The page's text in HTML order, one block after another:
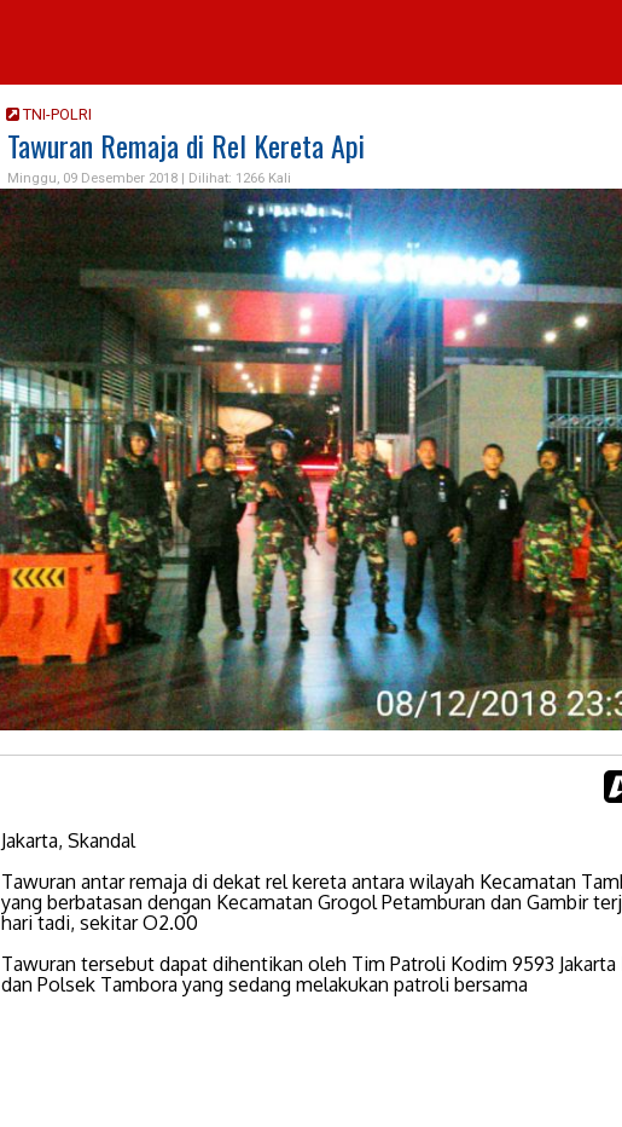
TNI-POLRI
Tawuran Remaja di Rel Kereta Api
Minggu, 09 Desember 2018 | Dilihat: 1266 Kali
Jakarta, Skandal
Tawuran antar remaja di dekat rel kereta antara wilayah Kecamatan
yang berbatasan dengan Kecamatan Grogol Petamburan dan Gambir
hari tadi, sekitar O2.00
Tawuran tersebut dapat dihentikan oleh Tim Patroli Kodim 9593 Jakarta
dan Polsek Tambora yang sedang melakukan patroli bersama